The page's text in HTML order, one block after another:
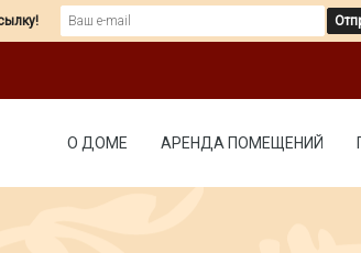
О ДОМЕ АРЕНДА ПОМЕЩЕНИЙ